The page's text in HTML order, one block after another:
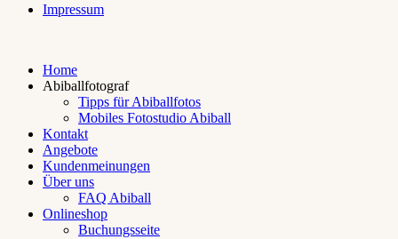
Impressum
Home
Abiballfotograf
Tipps für Abiballfotos
Mobiles Fotostudio Abiball
Kontakt
Angebote
Kundenmeinungen
Über uns
FAQ Abiball
Onlineshop
Buchungsseite